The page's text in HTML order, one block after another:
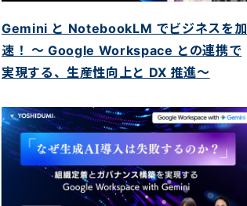
Gemini と NotebookLM でビジネスを加
速！ ～ Google Workspace との連携で
実現する、生産性向上と DX 推進～